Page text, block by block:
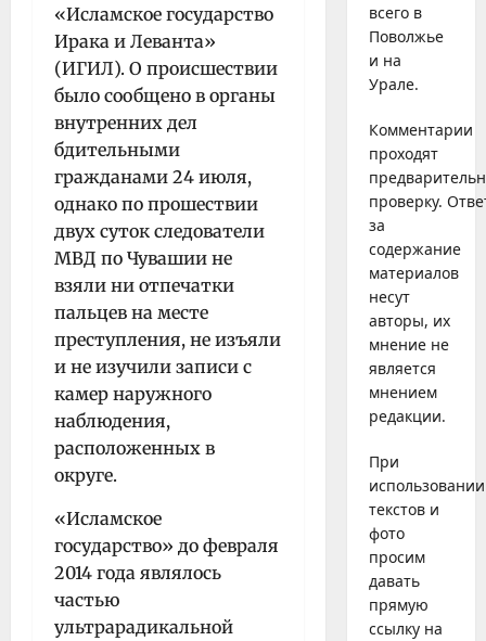
«Исламское государство
Ирака и Леванта»
(ИГИЛ). О происшествии
было сообщено в органы
внутренних дел
бдительными
гражданами 24 июля,
однако по прошествии
двух суток следователи
МВД по Чувашии не
взяли ни отпечатки
пальцев на месте
преступления, не изъяли
и не изучили записи с
камер наружного
наблюдения,
расположенных в
округе.
«Исламское
государство» до февраля
2014 года являлось
частью
ультрарадикальной
всего в
Поволжье
и на
Урале.
Комментарии
проходят
проверку.
за
содержание
материалов
несут
авторы, их
мнение не
является
мнением
редакции.
При
использовании
текстов и
фото
просим
давать
прямую
ссылку на